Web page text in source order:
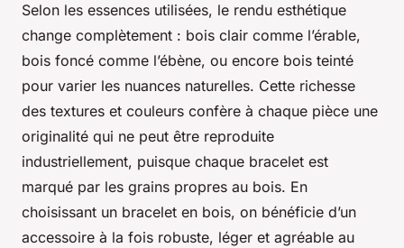
Selon les essences utilisées, le rendu esthétique
change complètement : bois clair comme l’érable,
bois foncé comme l’ébène, ou encore bois teinté
pour varier les nuances naturelles. Cette richesse
des textures et couleurs confère à chaque pièce une
originalité qui ne peut être reproduite
industriellement, puisque chaque bracelet est
marqué par les grains propres au bois. En
choisissant un bracelet en bois, on bénéficie d’un
accessoire à la fois robuste, léger et agréable au